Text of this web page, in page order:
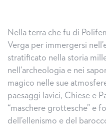
Nella terra che fu di
Verga per immergersi
stratificato nella storia
nell’archeologia e nei
magico nelle sue
paesaggi lavici, Chiese e
“maschere grottesche” e
dell’ellenismo e del